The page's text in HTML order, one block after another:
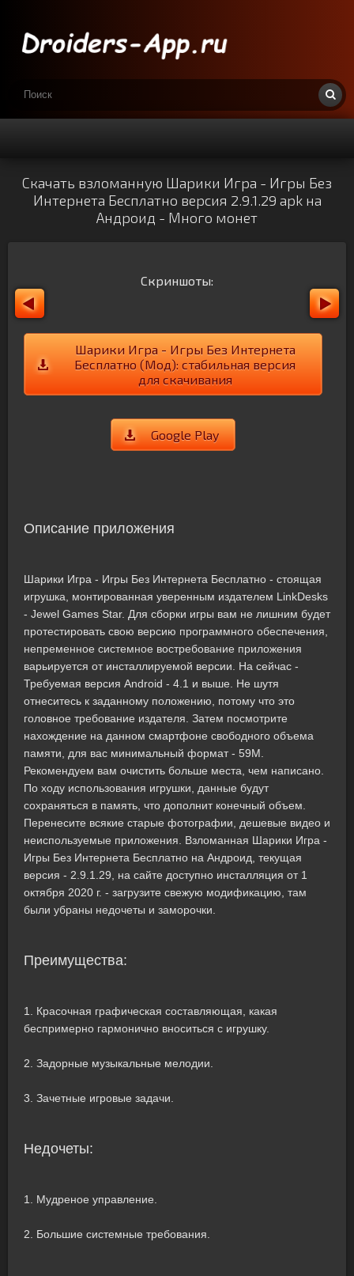
Скачать взломанную Шарики Игра - Игры Без
Интернета Бесплатно версия 2.9.1.29 apk на
Андроид - Много монет
Скриншоты:
Шарики Игра - Игры Без Интернета
Бесплатно (Мод): стабильная версия
для скачивания
Google Play
Описание приложения
Шарики Игра - Игры Без Интернета Бесплатно - стоящая
игрушка, монтированная уверенным издателем LinkDesks
- Jewel Games Star. Для сборки игры вам не лишним будет
протестировать свою версию программного обеспечения,
непременное системное востребование приложения
варьируется от инсталлируемой версии. На сейчас -
Требуемая версия Android - 4.1 и выше. Не шутя
отнеситесь к заданному положению, потому что это
головное требование издателя. Затем посмотрите
нахождение на данном смартфоне свободного объема
памяти, для вас минимальный формат - 59M.
Рекомендуем вам очистить больше места, чем написано.
По ходу использования игрушки, данные будут
сохраняться в память, что дополнит конечный объем.
Перенесите всякие старые фотографии, дешевые видео и
неиспользуемые приложения. Взломанная Шарики Игра -
Игры Без Интернета Бесплатно на Андроид, текущая
версия - 2.9.1.29, на сайте доступно инсталляция от 1
октября 2020 г. - загрузите свежую модификацию, там
были убраны недочеты и заморочки.
Преимущества:
1. Красочная графическая составляющая, какая
беспримерно гармонично вноситься с игрушку.
2. Задорные музыкальные мелодии.
3. Зачетные игровые задачи.
Недочеты:
1. Мудреное управление.
2. Большие системные требования.